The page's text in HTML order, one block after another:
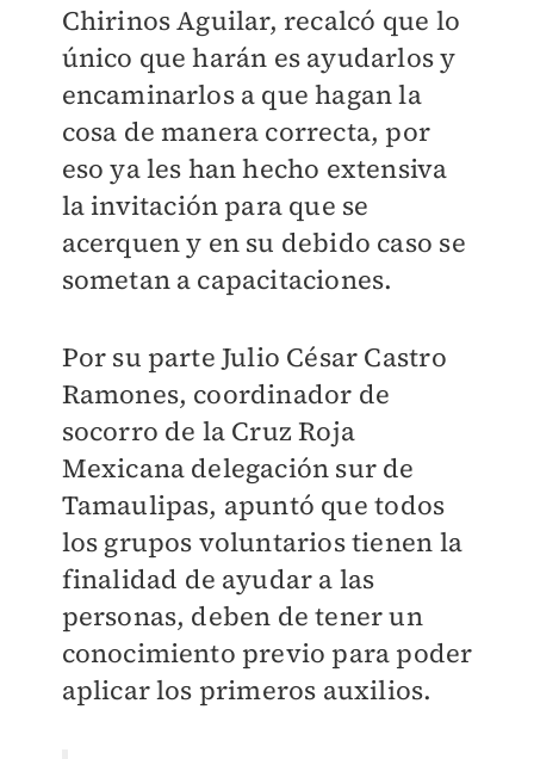
Chirinos Aguilar, recalcó que lo
único que harán es ayudarlos y
encaminarlos a que hagan la
cosa de manera correcta, por
eso ya les han hecho extensiva
la invitación para que se
acerquen y en su debido caso se
sometan a capacitaciones.
Por su parte Julio César Castro
Ramones, coordinador de
socorro de la Cruz Roja
Mexicana delegación sur de
Tamaulipas, apuntó que todos
los grupos voluntarios tienen la
finalidad de ayudar a las
personas, deben de tener un
conocimiento previo para poder
aplicar los primeros auxilios.